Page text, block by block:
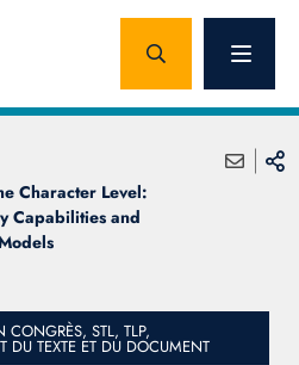
Character Level:
Capabilities and
STL, TLP,
DU TEXTE ET DU DOCUMENT